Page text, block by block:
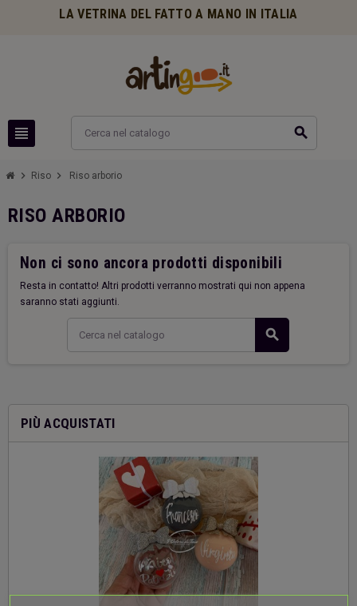
LA VETRINA DEL FATTO A MANO IN ITALIA
view_headline search
chevron_right Riso chevron_right Riso arborio
PIÙ ACQUISTATI
RISO ARBORIO
Non ci sono ancora prodotti disponibili
Resta in contatto! Altri prodotti verranno mostrati qui non appena
saranno stati aggiunti.
search